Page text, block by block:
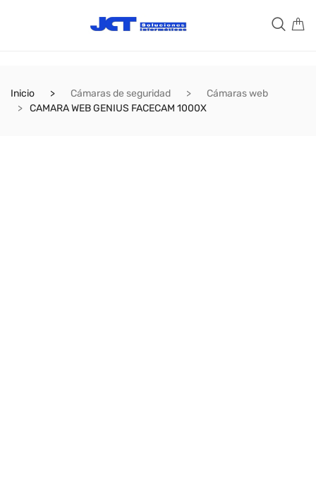
Inicio Cámaras de seguridad
Cámaras web
CAMARA WEB GENIUS FACECAM 1000X